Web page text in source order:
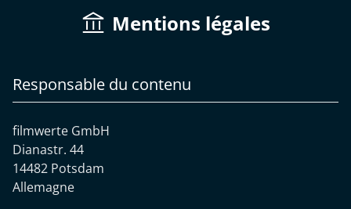
Mentions légales
Responsable du contenu
filmwerte GmbH
Dianastr. 44
14482 Potsdam
Allemagne